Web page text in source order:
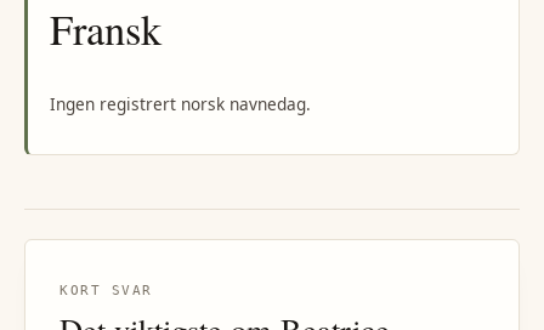
Fransk
Ingen registrert norsk navnedag.
KORT SVAR